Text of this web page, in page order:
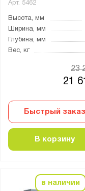
Арт. 5462
Высота, мм
Ширина, мм
Глубина, мм
Вес, кг
21
23
Быстрый заказ
В корзину
в наличии
от
Светло-
Материал:
Тип замка: